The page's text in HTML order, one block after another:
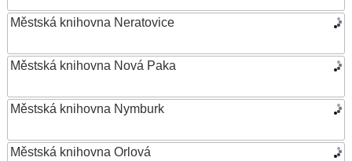
Městská knihovna Neratovice
Městská knihovna Nová Paka
Městská knihovna Nymburk
Městská knihovna Orlová